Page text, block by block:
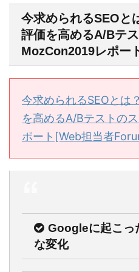
今求められるSEOと
評価を高めるA/Bテス
MozCon2019レポー
今求められるSEOとは
を高めるA/Bテストの
ポート[Web担当者
Googleに起こっ
な変化